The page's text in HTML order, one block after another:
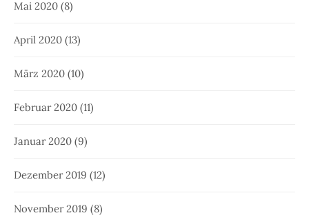
Mai 2020 (8)
April 2020 (13)
März 2020 (10)
Februar 2020 (11)
Januar 2020 (9)
Dezember 2019 (12)
November 2019 (8)